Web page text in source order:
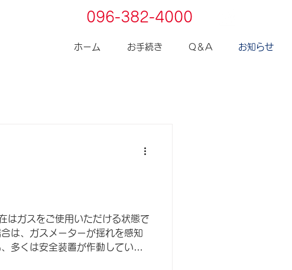
096-382-4000
ホーム お手続き Q＆A お知らせ
はガスをご使用いただける状態で
は、ガスメーターが揺れを感知
多くは安全装置が作動している